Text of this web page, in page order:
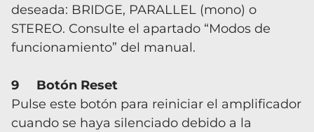
deseada: BRIDGE, PARALLEL (mono) o
STEREO. Consulte el apartado “Modos de
funcionamiento” del manual.
9 Botón Reset
Pulse este botón para reiniciar el amplificador
cuando se haya silenciado debido a la